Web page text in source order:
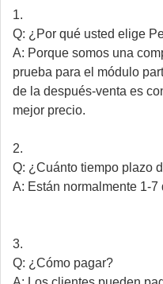
1.
Q: ¿Por qué usted elige
A: Porque somos una
prueba para el módulo
de la después-venta es
mejor precio.
2.
Q: ¿Cuánto tiempo plazo
A: Están normalmente 1-
3.
Q: ¿Cómo pagar?